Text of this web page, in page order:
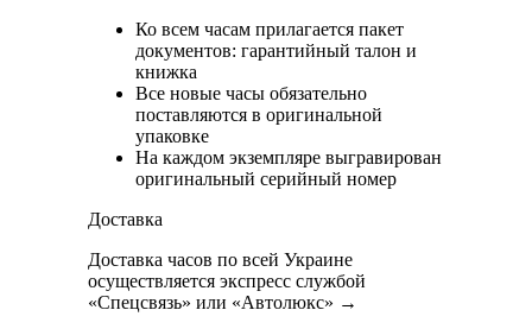
Ко всем часам прилагается пакет
документов: гарантийный талон и
книжка
Все новые часы обязательно
поставляются в оригинальной
упаковке
На каждом экземпляре выгравирован
оригинальный серийный номер
Доставка
Доставка часов по всей Украине
осуществляется экспресс службой
«Спецсвязь» или «Автолюкс» →